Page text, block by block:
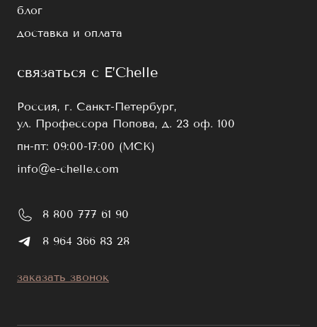
блог
доставка и оплата
связаться с E’Chelle
Россия, г. Санкт-Петербург,
ул. Профессора Попова, д. 23 оф. 100
пн-пт: 09:00-17:00 (МСК)
info@e-chelle.com
8 800 777 61 90
8 964 366 83 28
заказать звонок